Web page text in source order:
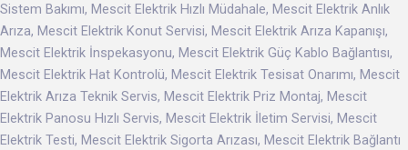
Sistem Bakımı, Mescit Elektrik Hızlı Müdahale, Mescit Elektrik Anlık
Arıza, Mescit Elektrik Konut Servisi, Mescit Elektrik Arıza Kapanışı,
Mescit Elektrik İnspekasyonu, Mescit Elektrik Güç Kablo Bağlantısı,
Mescit Elektrik Hat Kontrolü, Mescit Elektrik Tesisat Onarımı, Mescit
Elektrik Arıza Teknik Servis, Mescit Elektrik Priz Montaj, Mescit
Elektrik Panosu Hızlı Servis, Mescit Elektrik İletim Servisi, Mescit
Elektrik Testi, Mescit Elektrik Sigorta Arızası, Mescit Elektrik Bağlantı